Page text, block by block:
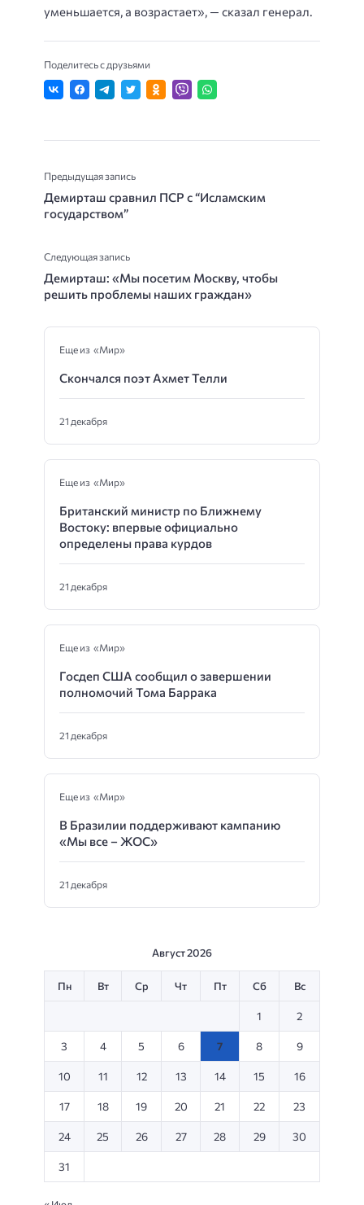
уменьшается, а возрастает», — сказал генерал.
Поделитесь с друзьями
Предыдущая запись
Демирташ сравнил ПСР с “Исламским
государством”
Следующая запись
Демирташ: «Мы посетим Москву, чтобы
решить проблемы наших граждан»
Еще из «Мир»
Скончался поэт Ахмет Телли
21 декабря
Еще из «Мир»
Британский министр по Ближнему
Востоку: впервые официально
определены права курдов
21 декабря
Еще из «Мир»
Госдеп США сообщил о завершении
полномочий Тома Баррака
21 декабря
Еще из «Мир»
В Бразилии поддерживают кампанию
«Мы все – ЖОС»
21 декабря
Август 2026
Пн Вт Ср Чт Пт Сб Вс
1 2
3 4 5 6 7 8 9
10 11 12 13 14 15 16
17 18 19 20 21 22 23
24 25 26 27 28 29 30
31